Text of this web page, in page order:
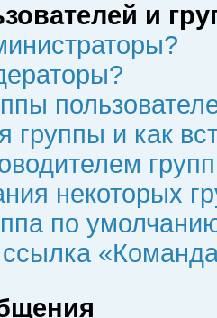
и
группы и как
некоторых
по
ссылка